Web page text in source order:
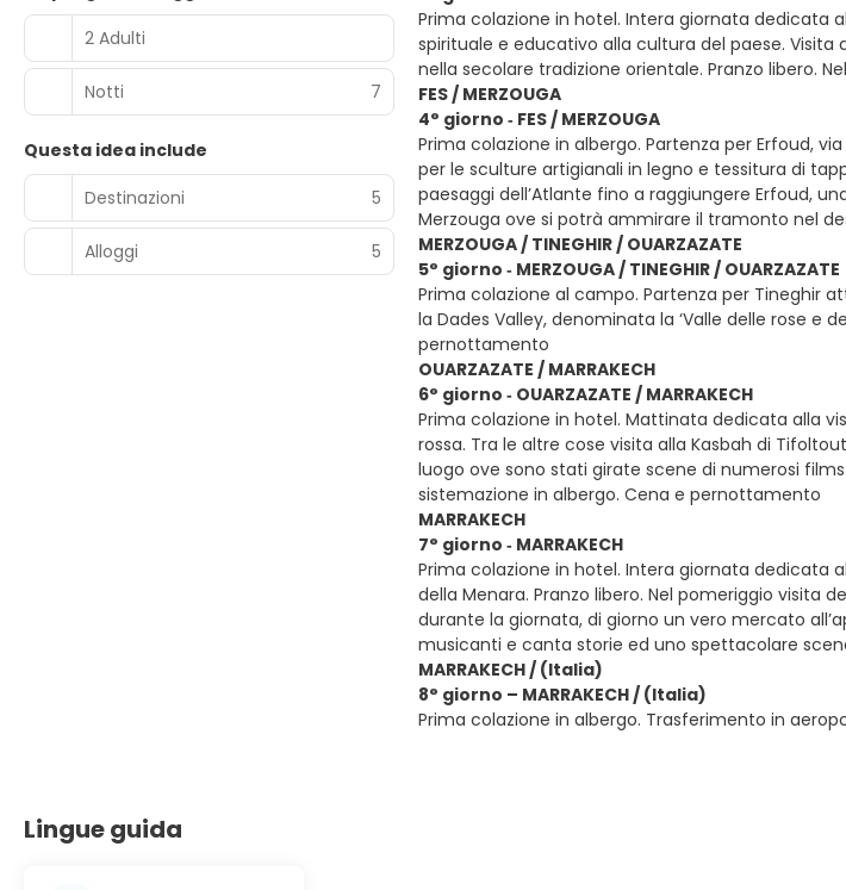
2 Adulti
Notti 7
Questa idea include
Destinazioni
5
Alloggi 5
Prima colazione in hotel. Intera giornata dedicata
spirituale e educativo alla cultura del paese. Visita
nella secolare tradizione orientale. Pranzo libero.
FES / MERZOUGA
4° giorno ‐ FES / MERZOUGA
Prima colazione in albergo. Partenza per Erfoud,
per le sculture artigianali in legno e tessitura di
paesaggi dell’Atlante fino a raggiungere Erfoud,
Merzouga ove si potrà ammirare il tramonto nel
MERZOUGA / TINEGHIR / OUARZAZATE
5° giorno ‐ MERZOUGA / TINEGHIR / OUARZAZATE
Prima colazione al campo. Partenza per Tineghir
la Dades Valley, denominata la ‘Valle delle rose e
pernottamento
OUARZAZATE / MARRAKECH
6° giorno ‐ OUARZAZATE / MARRAKECH
Prima colazione in hotel. Mattinata dedicata alla
rossa. Tra le altre cose visita alla Kasbah di
luogo ove sono stati girate scene di numerosi
sistemazione in albergo. Cena e pernottamento
MARRAKECH
7° giorno ‐ MARRAKECH
Prima colazione in hotel. Intera giornata dedicata
della Menara. Pranzo libero. Nel pomeriggio visita
durante la giornata, di giorno un vero mercato
musicanti e canta storie ed uno spettacolare
MARRAKECH / (Italia)
8° giorno – MARRAKECH / (Italia)
Prima colazione in albergo. Trasferimento in
Lingue guida